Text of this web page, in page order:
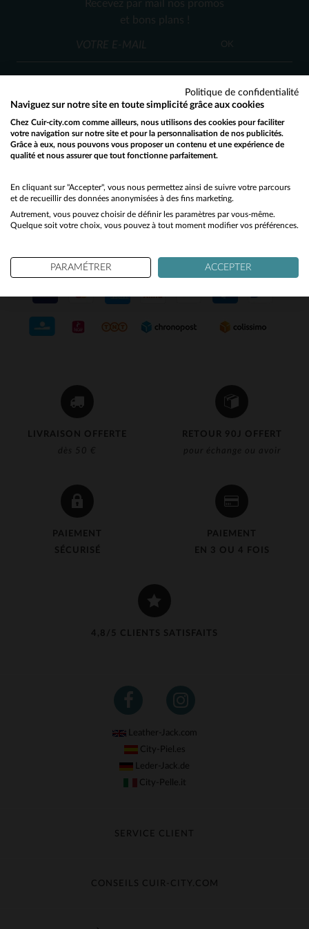
LIVRAISON OFFERTE
dès 50 €
RETOUR 90J OFFERT
pour échange ou avoir
PAIEMENT
SÉCURISÉ
PAIEMENT
EN 3 OU 4 FOIS
4,8/5 CLIENTS SATISFAITS
Recevez par mail nos promos
et bons plans !
OK
SERVICE CLIENT
Nos conseillers sont à votre écoute
du lundi au vendredi de 10h à 12h30
et de 13h30 à 18h.
NOS PARTENAIRES DE CONFIANCE
Leather-Jack.com
City-Piel.es
Leder-Jack.de
City-Pelle.it
SERVICE CLIENT
Échange & Remboursement
CONSEILS CUIR-CITY.COM
Would you like to be redirected to our English site?
No
Yes
Politique de confidentialité
Naviguez sur notre site en toute simplicité grâce aux cookies
Chez Cuir-city.com comme ailleurs, nous utilisons des cookies pour faciliter
votre navigation sur notre site et pour la personnalisation de nos publicités.
Grâce à eux, nous pouvons vous proposer un contenu et une expérience de
qualité et nous assurer que tout fonctionne parfaitement.
En cliquant sur "Accepter", vous nous permettez ainsi de suivre votre parcours
et de recueillir des données anonymisées à des fins marketing.
Autrement, vous pouvez choisir de définir les paramètres par vous-même.
Quelque soit votre choix, vous pouvez à tout moment modifier vos préférences.
PARAMÉTRER ACCEPTER